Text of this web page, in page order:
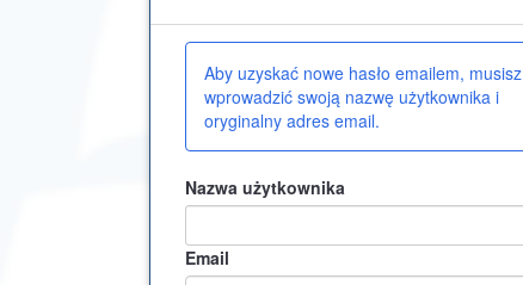
Aby uzyskać nowe hasło emailem, musisz
wprowadzić swoją nazwę użytkownika i
oryginalny adres email.
Nazwa użytkownika
Email